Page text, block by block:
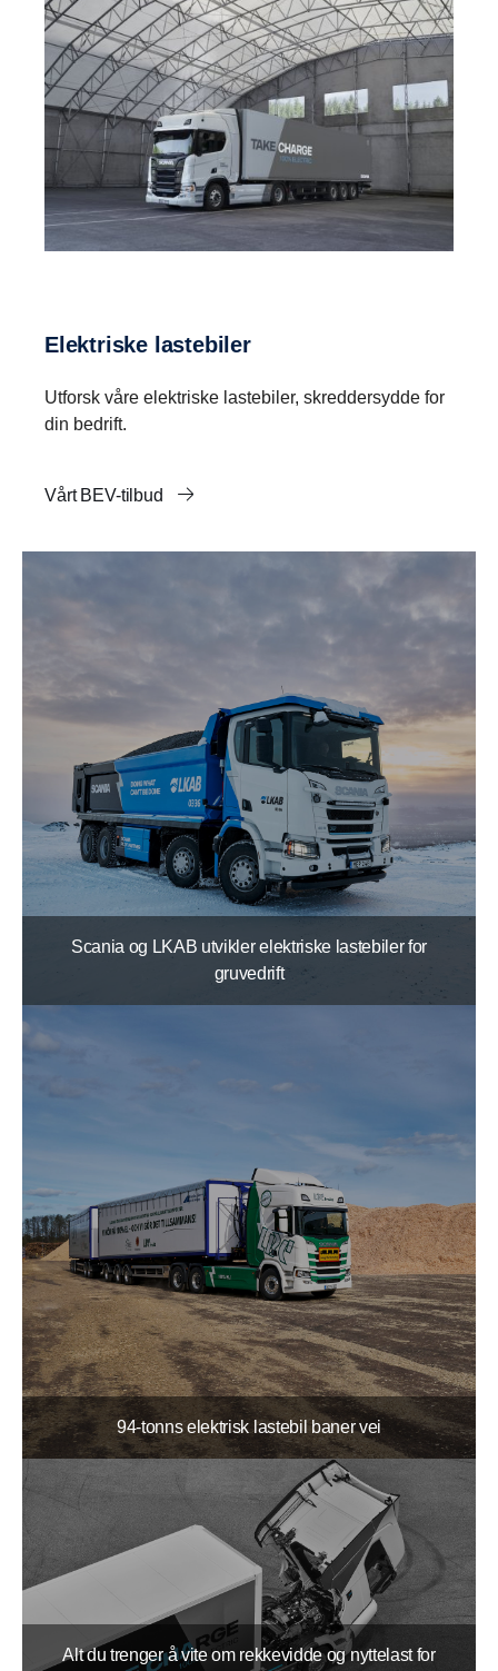
Elektriske lastebiler
Utforsk våre elektriske lastebiler, skreddersydde for
din bedrift.
Vårt BEV-tilbud
Scania og LKAB utvikler elektriske lastebiler for
gruvedrift
94-tonns elektrisk lastebil baner vei
Alt du trenger å vite om rekkevidde og nyttelast for